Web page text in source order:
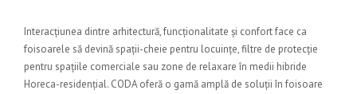
Interacțiunea dintre arhitectură, funcționalitate și confort face ca
foisoarele să devină spații-cheie pentru locuințe, filtre de protecție
pentru spațiile comerciale sau zone de relaxare în medii hibride
Horeca-residențial. CODA oferă o gamă amplă de soluții în foisoare